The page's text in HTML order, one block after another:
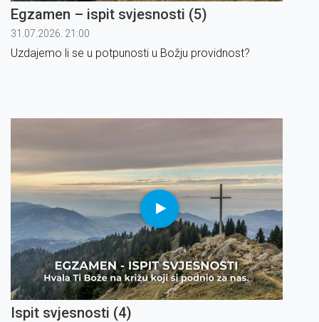
Egzamen – ispit svjesnosti (5)
31.07.2026. 21:00
Uzdajemo li se u potpunosti u Božju providnost?
Ispit svjesnosti (4)